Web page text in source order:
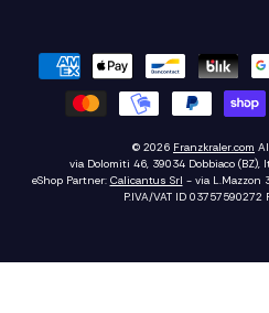
© 2026 Franzkraler.com
via Dolomiti 46, 39034 Dobbiaco (BZ),
eShop Partner: Calicantus Srl - via L.Mazzon
P.IVA/VAT ID 03757590272